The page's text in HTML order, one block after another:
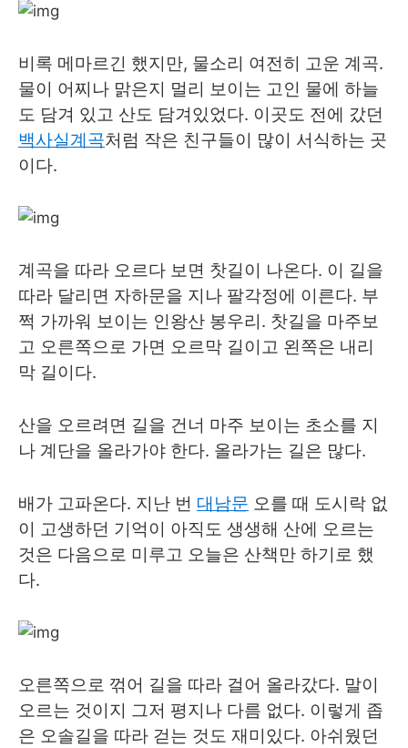
비록 메마르긴 했지만, 물소리 여전히 고운 계곡.
물이 어찌나 맑은지 멀리 보이는 고인 물에 하늘
도 담겨 있고 산도 담겨있었다. 이곳도 전에 갔던
백사실계곡처럼 작은 친구들이 많이 서식하는 곳
이다.
계곡을 따라 오르다 보면 찻길이 나온다. 이 길을
따라 달리면 자하문을 지나 팔각정에 이른다. 부
쩍 가까워 보이는 인왕산 봉우리. 찻길을 마주보
고 오른쪽으로 가면 오르막 길이고 왼쪽은 내리
막 길이다.
산을 오르려면 길을 건너 마주 보이는 초소를 지
나 계단을 올라가야 한다. 올라가는 길은 많다.
배가 고파온다. 지난 번 대남문 오를 때 도시락 없
이 고생하던 기억이 아직도 생생해 산에 오르는
것은 다음으로 미루고 오늘은 산책만 하기로 했
다.
오른쪽으로 꺾어 길을 따라 걸어 올라갔다. 말이
오르는 것이지 그저 평지나 다름 없다. 이렇게 좁
은 오솔길을 따라 걷는 것도 재미있다. 아쉬웠던